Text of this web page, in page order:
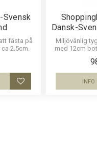
Svensk
fästa på
ca 2.5cm.
Lägg till i favoriter
Dansk-
Miljövänlig
med 12cm
motiv av
Gårdshund.
15
INFO